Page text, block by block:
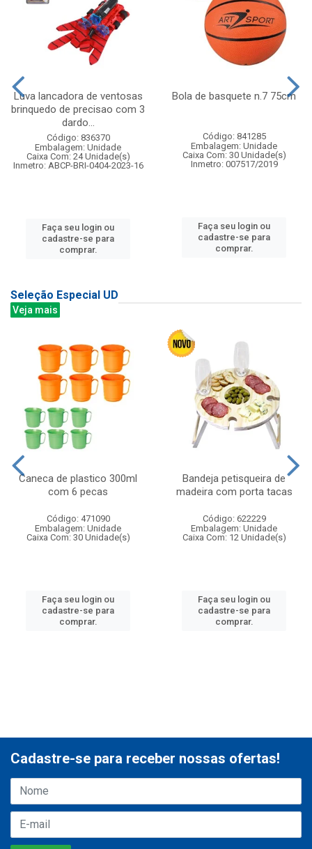
Luva lancadora de ventosas
brinquedo de precisao com 3
dardo...
Código: 836370
Embalagem: Unidade
Caixa Com: 24 Unidade(s)
Inmetro: ABCP-BRI-0404-2023-16
Faça seu login ou
cadastre-se para
comprar.
Bola de basquete n.7 75cm
Código: 841285
Embalagem: Unidade
Caixa Com: 30 Unidade(s)
Inmetro: 007517/2019
Faça seu login ou
cadastre-se para
comprar.
Seleção Especial UD
Veja mais
Caneca de plastico 300ml
com 6 pecas
Código: 471090
Embalagem: Unidade
Caixa Com: 30 Unidade(s)
Faça seu login ou
cadastre-se para
comprar.
Bandeja petisqueira de
madeira com porta tacas
Código: 622229
Embalagem: Unidade
Caixa Com: 12 Unidade(s)
Faça seu login ou
cadastre-se para
comprar.
Cadastre-se para receber nossas ofertas!